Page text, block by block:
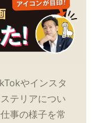
やインスタ
テリアについ
事の様子を常